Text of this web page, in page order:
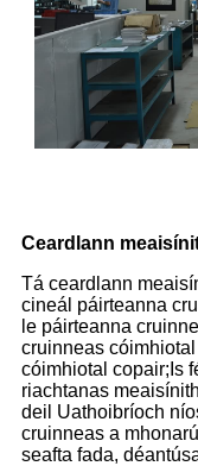
Ceardlann
Tá ceardlann
cineál páirteanna
le páirteanna
cruinneas
cóimhiotal copair;Is
riachtanas
deil Uathoibríoch
cruinneas a
seafta fada,